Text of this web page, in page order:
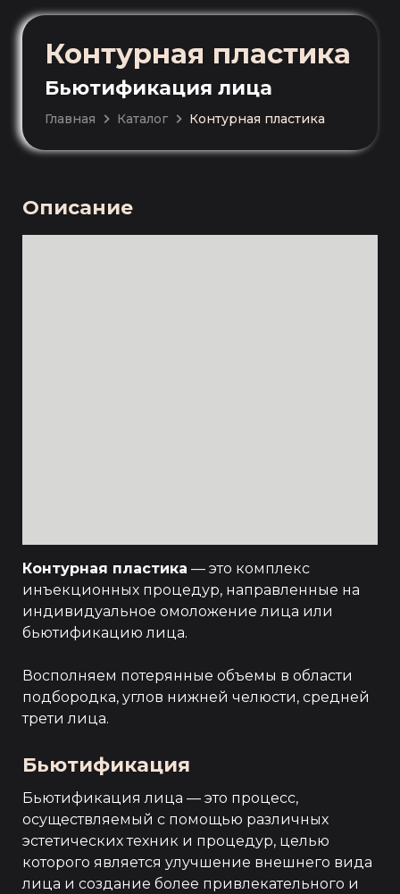
Контурная пластика
Бьютификация лица
Главная Каталог Контурная пластика
Описание
Контурная пластика — это комплекс
инъекционных процедур, направленные на
индивидуальное омоложение лица или
бьютификацию лица.
Восполняем потерянные объемы в области
подбородка, углов нижней челюсти, средней
трети лица.
Бьютификация
Бьютификация лица — это процесс,
осуществляемый с помощью различных
эстетических техник и процедур, целью
которого является улучшение внешнего вида
лица и создание более привлекательного и